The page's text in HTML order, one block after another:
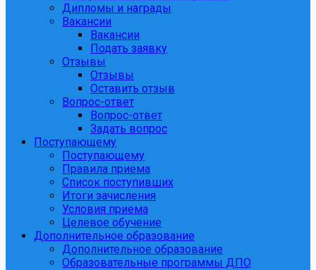
Дипломы и награды
Вакансии
Вакансии
Подать заявку
Отзывы
Отзывы
Оставить отзыв
Вопрос-ответ
Вопрос-ответ
Задать вопрос
Поступающему
Поступающему
Правила приема
Список поступивших
Итоги зачисления
Условия приема
Целевое обучение
Дополнительное образование
Дополнительное образование
Образовательные программы ДПО